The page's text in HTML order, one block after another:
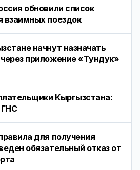
обновили список
взаимных поездок
начнут назначать
приложение «Тундук»
Кыргызстана:
ГНС
для получения
обязательный отказ от